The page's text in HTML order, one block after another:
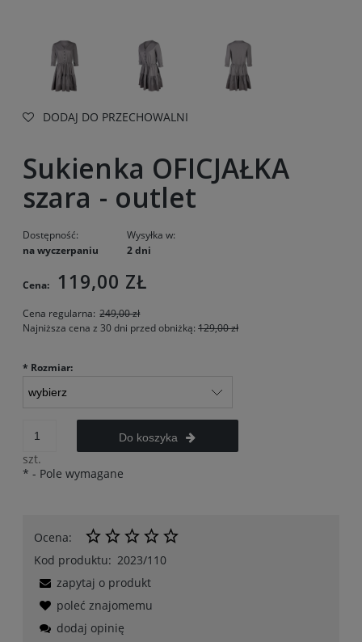
DODAJ DO PRZECHOWALNI
Sukienka OFICJAŁKA
szara - outlet
Dostępność:
na wyczerpaniu
Wysyłka w:
2 dni
Cena: 119,00 ZŁ
Cena regularna: 249,00 zł
Najniższa cena z 30 dni przed obniżką: 129,00 zł
* Rozmiar:
szt.
Do koszyka
* - Pole wymagane
Ocena:
Kod produktu: 2023/110
zapytaj o produkt
poleć znajomemu
dodaj opinię